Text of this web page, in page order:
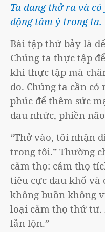
Ta đang thở ra và
động tâm ý trong ta.
Bài tập thứ bảy là
Chúng ta thực tập
khi thực tập mà
do. Chúng ta cần
phúc để thêm sức
đau nhức, phiền
“Thở vào, tôi nhận
trong tôi.” Thường
cảm thọ: cảm thọ
tiêu cực đau khổ
không buồn không
loại cảm thọ thứ tư.
lẫn lộn.”